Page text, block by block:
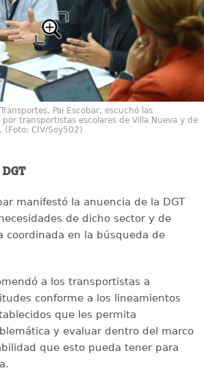
Pai Escobar, escuchó las
transportistas escolares de Villa Nueva y de
(Foto: CIV/Soy502)
manifestó la anuencia de la DGT
de dicho sector y de
coordinada en la búsqueda de
a los transportistas a
conforme a los lineamientos
que les permita
y evaluar dentro del marco
que esto pueda tener para